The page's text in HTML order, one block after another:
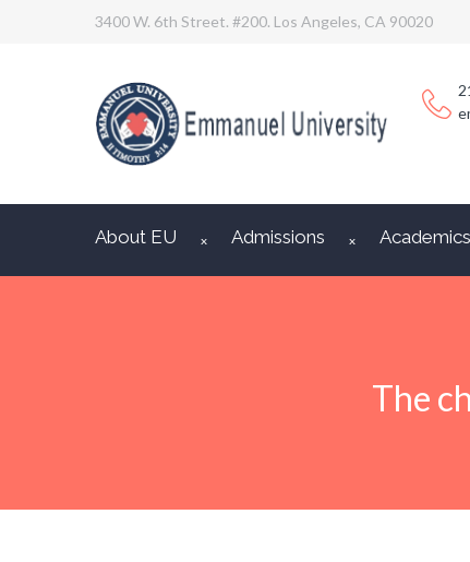
3400 W. 6th Street. #200. Los Angeles, CA 90020
About EU Admissions Academics
The